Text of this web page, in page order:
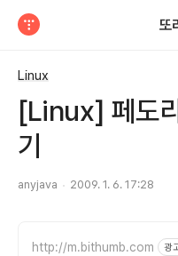
또
Linux
[Linux] 페도
기
anyjava 2009. 1. 6. 17:28
http://m.bithumb.com 광